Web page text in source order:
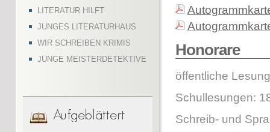
LITERATUR HILFT
JUNGES LITERATURHAUS
WIR SCHREIBEN KRIMIS
JUNGE MEISTERDETEKTIVE
Honorare
öffentliche
Schullesungen:
Schreib- und